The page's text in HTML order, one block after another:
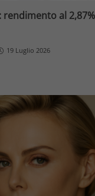
rendimento al
19 Luglio 2026